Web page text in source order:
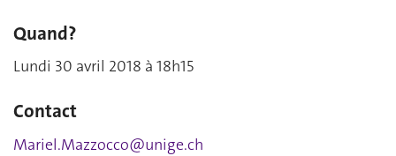
Quand?
Lundi 30 avril 2018 à 18h15
Contact
Mariel.Mazzocco@unige.ch